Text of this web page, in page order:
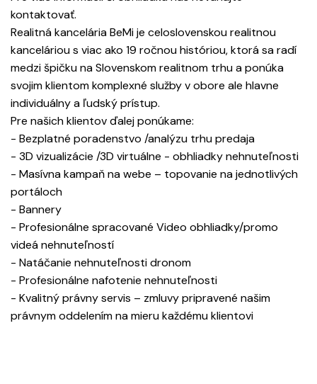
kontaktovať.
Realitná kancelária BeMi je celoslovenskou realitnou
kanceláriou s viac ako 19 ročnou históriou, ktorá sa radí
medzi špičku na Slovenskom realitnom trhu a ponúka
svojim klientom komplexné služby v obore ale hlavne
individuálny a ľudský prístup.
Pre našich klientov ďalej ponúkame:
- Bezplatné poradenstvo /analýzu trhu predaja
- 3D vizualizácie /3D virtuálne - obhliadky nehnuteľnosti
- Masívna kampaň na webe – topovanie na jednotlivých
portáloch
- Bannery
- Profesionálne spracované Video obhliadky/promo
videá nehnuteľností
- Natáčanie nehnuteľnosti dronom
- Profesionálne nafotenie nehnuteľnosti
- Kvalitný právny servis – zmluvy pripravené našim
právnym oddelením na mieru každému klientovi